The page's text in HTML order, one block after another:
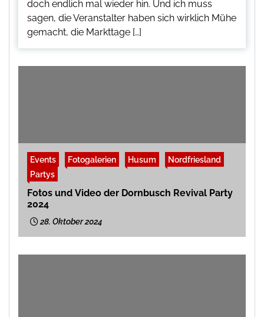
doch endlich mal wieder hin. Und ich muss
sagen, die Veranstalter haben sich wirklich Mühe
gemacht, die Markttage […]
Events Fotogalerien Husum
Nordfriesland
Partys
Fotos und Video der Dornbusch Revival Party
2024
28. Oktober 2024